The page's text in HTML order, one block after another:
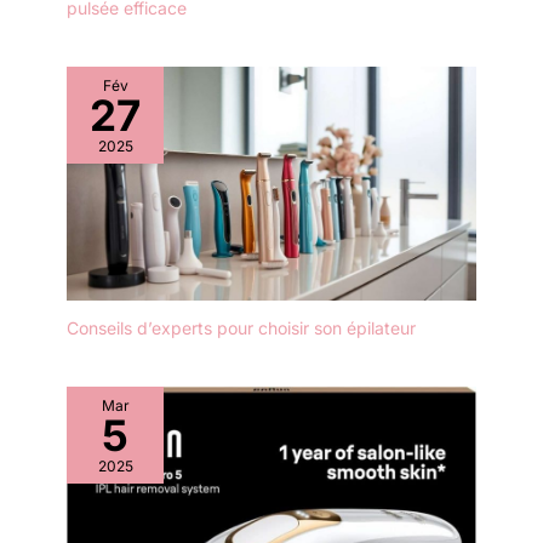
pulsée efficace
Fév
27
2025
Conseils d’experts pour choisir son épilateur
Mar
5
2025